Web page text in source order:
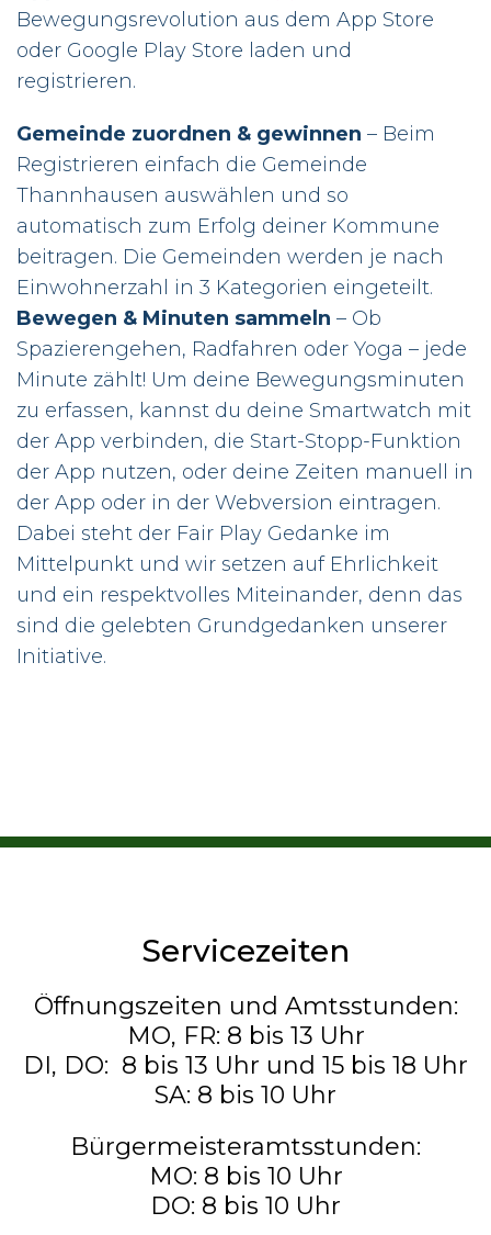
Bewegungsrevolution aus dem App Store
oder Google Play Store laden und
registrieren.
Gemeinde zuordnen & gewinnen – Beim
Registrieren einfach die Gemeinde
Thannhausen auswählen und so
automatisch zum Erfolg deiner Kommune
beitragen. Die Gemeinden werden je nach
Einwohnerzahl in 3 Kategorien eingeteilt.
Bewegen & Minuten sammeln – Ob
Spazierengehen, Radfahren oder Yoga – jede
Minute zählt! Um deine Bewegungsminuten
zu erfassen, kannst du deine Smartwatch mit
der App verbinden, die Start-Stopp-Funktion
der App nutzen, oder deine Zeiten manuell in
der App oder in der Webversion eintragen.
Dabei steht der Fair Play Gedanke im
Mittelpunkt und wir setzen auf Ehrlichkeit
und ein respektvolles Miteinander, denn das
sind die gelebten Grundgedanken unserer
Initiative.
Servicezeiten
Öffnungszeiten und Amtsstunden:
MO, FR: 8 bis 13 Uhr
DI, DO: 8 bis 13 Uhr und 15 bis 18 Uhr
SA: 8 bis 10 Uhr
Bürgermeisteramtsstunden:
MO: 8 bis 10 Uhr
DO: 8 bis 10 Uhr